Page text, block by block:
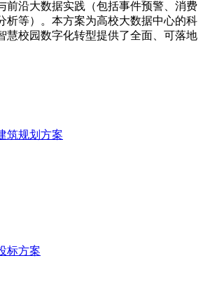
前沿大数据实践（包括事件预警、消费
析等）。本方案为高校大数据中心的科
慧校园数字化转型提供了全面、可落地
筑规划方案
标方案